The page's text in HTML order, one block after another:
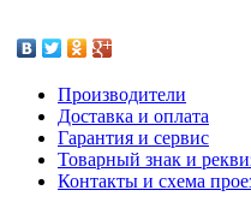
Производители
Доставка и оплата
Гарантия и сервис
Товарный знак и
Контакты и схема